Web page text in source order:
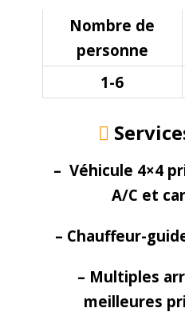
Nombre de
personne
1-6
– Véhicule 4×4
A/C et
– Chauffeur-
– Multiples
meilleures